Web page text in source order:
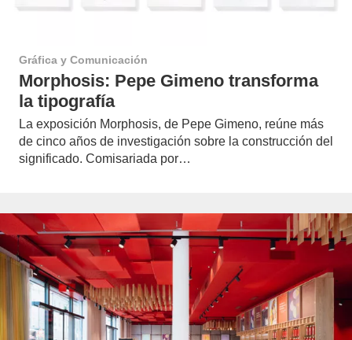
Gráfica y Comunicación
Morphosis: Pepe Gimeno transforma
la tipografía
La exposición Morphosis, de Pepe Gimeno, reúne más
de cinco años de investigación sobre la construcción del
significado. Comisariada por…